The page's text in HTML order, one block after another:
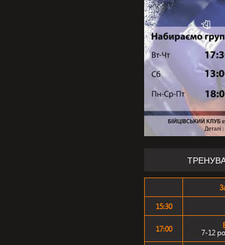
15:30
17:00 7-12